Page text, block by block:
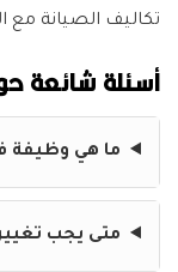
تكاليف الصيانة مع
أسئلة شائعة
ما هي وظيفة
متى يجب